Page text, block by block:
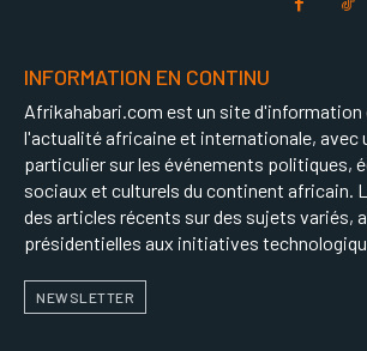
INFORMATION EN CONTINU
Afrikahabari.com est un site d'information
l'actualité africaine et internationale, avec
particulier sur les événements politiques,
sociaux et culturels du continent africain.
des articles récents sur des sujets variés,
présidentielles aux initiatives
NEWSLETTER